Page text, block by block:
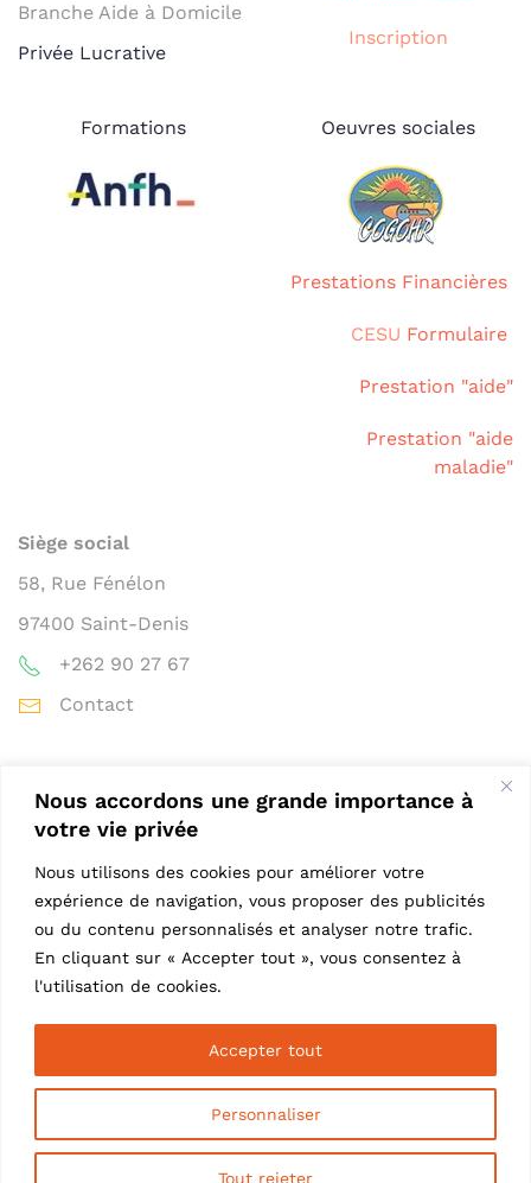
Nous accordons une grande importance à
votre vie privée
Nous utilisons des cookies pour améliorer votre
expérience de navigation, vous proposer des publicités
ou du contenu personnalisés et analyser notre trafic.
En cliquant sur « Accepter tout », vous consentez à
l'utilisation de cookies.
Personnaliser
Tout rejeter
Accepter tout
Branche Aide à Domicile
Privée Lucrative
Inscription
Formations Oeuvres sociales
Prestations Financières
CESU Formulaire
Prestation "aide"
Prestation "aide
maladie"
Siège social
58, Rue Fénélon
97400 Saint-Denis
+262 90 27 67
Contact
Politique de confidentialité